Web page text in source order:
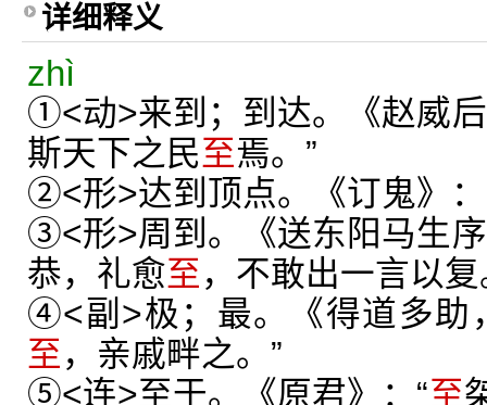
详细释义
zhì
①<动>来到；到达。《赵威
斯天下之民至焉。”
②<形>达到顶点。《订鬼》
③<形>周到。《送东阳马生
恭，礼愈至 ，不敢出一言以复
④<副>极；最。《得道多助
至 ，亲戚畔之。”
⑤<连>至于。《原君》：“至